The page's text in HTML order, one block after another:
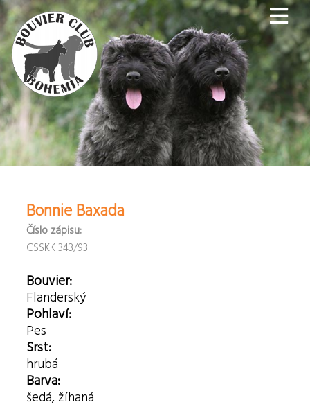
Bonnie Baxada
Číslo zápisu:
CSSKK 343/93
Bouvier:
Flanderský
Pohlaví:
Pes
Srst:
hrubá
Barva:
šedá, žíhaná